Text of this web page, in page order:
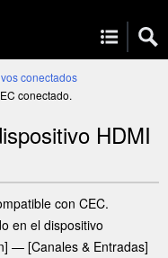
conectados
conectado.
HDMI
con CEC.
en el dispositivo
] — [Canales & Entradas]